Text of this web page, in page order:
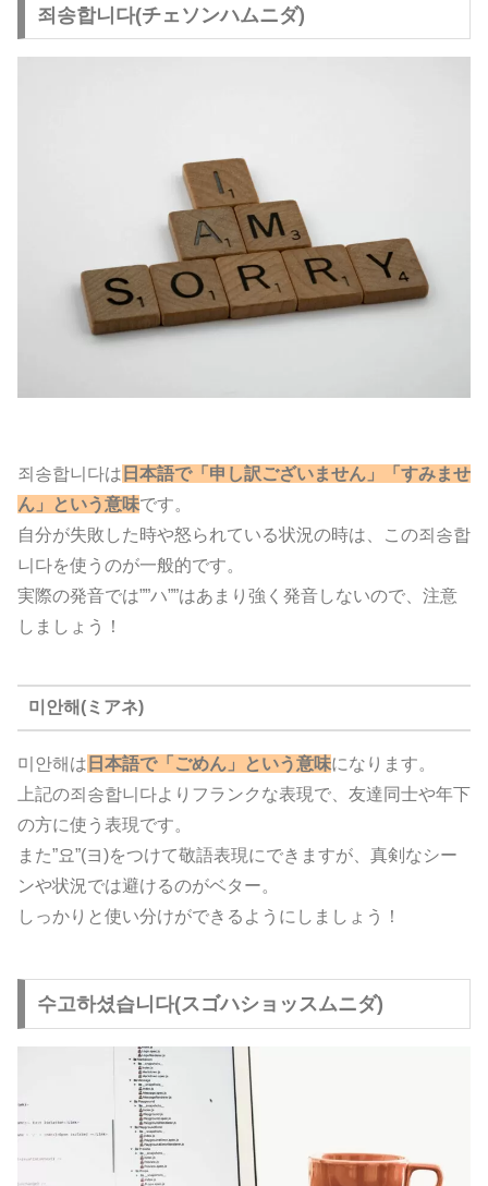
죄송합니다(チェソンハムニダ)
죄송합니다は 日本語で「申し訳ございません」「すみませ
ん」という意味です。
自分が失敗した時や怒られている状況の時は、この죄송합
니다を使うのが一般的です。
実際の発音では””ハ””はあまり強く発音しないので、注意
しましょう！
미안해(ミアネ)
미안해は 日本語で「ごめん」という意味になります。
上記の죄송합니다よりフランクな表現で、友達同士や年下
の方に使う表現です。
また”요”(ヨ)をつけて敬語表現にできますが、真剣なシー
ンや状況では避けるのがベター。
しっかりと使い分けができるようにしましょう！
수고하셨습니다(スゴハショッスムニダ)